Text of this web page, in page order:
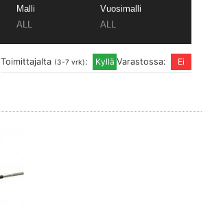
Malli
Vuosimalli
ALL ALL
Varastossa:
Toimittajalta (3-7 vrk):